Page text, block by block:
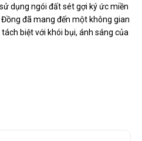
dụng ngói đất sét gợi ký ức miền
đã mang đến một không gian
biệt với khói bụi, ánh sáng của